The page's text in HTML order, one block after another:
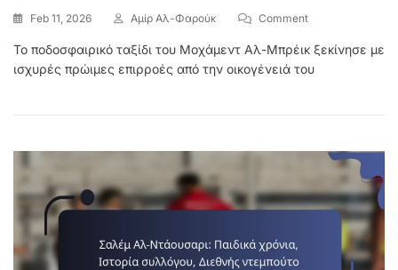
Feb 11, 2026 Αμίρ Αλ-Φαρούκ CommentOn
Αλ-
Μπρέικ:
Επιτυχίες
Ρόλος
Ομάδα
Το ποδοσφαιρικό ταξίδι του Μοχάμεντ Αλ-Μπρέικ ξεκίνησε με
ισχυρές πρώιμες επιρροές από την οικογένειά του